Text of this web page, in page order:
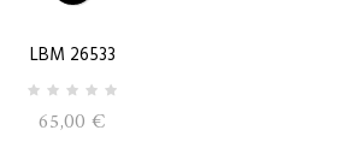
LBM 26533
65,00 €